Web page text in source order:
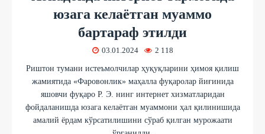
юзага келаётган муаммо
бартараф этилди
03.01.2024 2 118
Риштон тумани истеъмолчилар ҳуқуқларини ҳимоя қилиш
жамиятида «Фаровонлик» маҳалла фуқаролар йиғинида
яшовчи фуқаро Р. Э. нинг интернет хизматларидан
фойдаланишда юзага келаётган муаммони ҳал қилинишида
амалий ёрдам кўрсатилишини сўраб қилган мурожаати